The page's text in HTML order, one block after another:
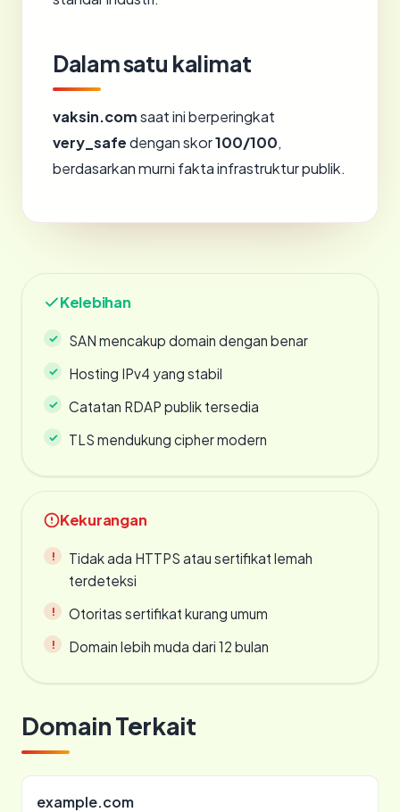
Dalam satu kalimat
vaksin.comsaat ini berperingkat
very_safedengan skor100/100,
berdasarkan murni fakta infrastruktur publik.
Kelebihan
SAN mencakup domain dengan benar
Hosting IPv4 yang stabil
Catatan RDAP publik tersedia
TLS mendukung cipher modern
Kekurangan
Tidak ada HTTPS atau sertifikat lemah
terdeteksi
Otoritas sertifikat kurang umum
Domain lebih muda dari 12 bulan
Domain Terkait
example.com